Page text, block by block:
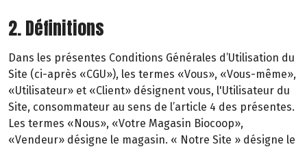
2. Définitions
Dans les présentes Conditions Générales d’Utilisation du
Site (ci-après «CGU»), les termes «Vous», «Vous-même»,
«Utilisateur» et «Client» désignent vous, l'Utilisateur du
Site, consommateur au sens de l’article 4 des présentes.
Les termes «Nous», «Votre Magasin Biocoop»,
«Vendeur» désigne le magasin. « Notre Site » désigne le